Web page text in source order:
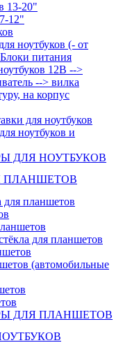
13-20"
12"
ноутбуков (- от
питания
12В -->
--> вилка
на корпус
для ноутбуков
ноутбуков и
ДЛЯ НОУТБУКОВ
ПЛАНШЕТОВ
для планшетов
для планшетов
(автомобильные
ДЛЯ ПЛАНШЕТОВ